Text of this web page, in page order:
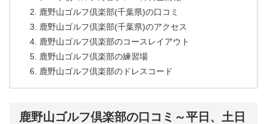
鹿野山ゴルフ倶楽部(千葉県)の口コミ
鹿野山ゴルフ倶楽部(千葉県)のアクセス
鹿野山ゴルフ倶楽部のコースレイアウト
鹿野山ゴルフ倶楽部の練習場
鹿野山ゴルフ倶楽部のドレスコード
鹿野山ゴルフ倶楽部の口コミ～平日、土日